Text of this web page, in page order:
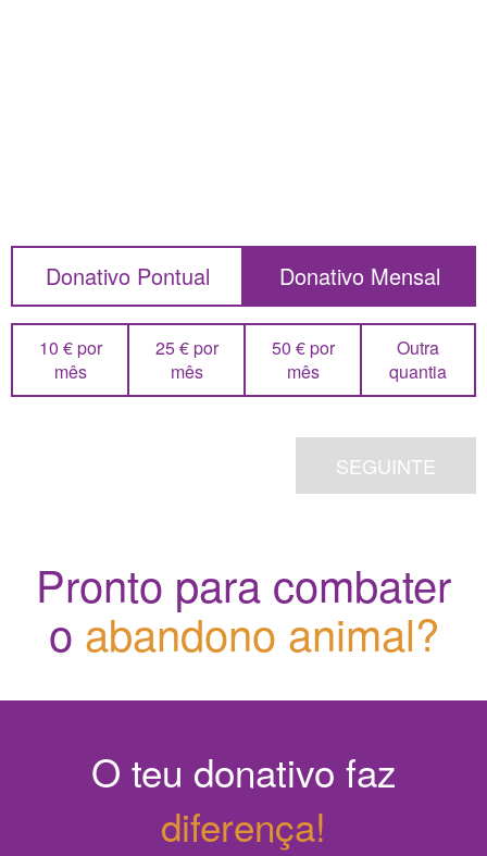
Pronto para combater
o abandono animal?
Donativo Pontual Donativo Mensal
10 € por
mês
25 € por
mês
50 € por
mês
Outra
quantia
SEGUINTE
O teu donativo faz
diferença!